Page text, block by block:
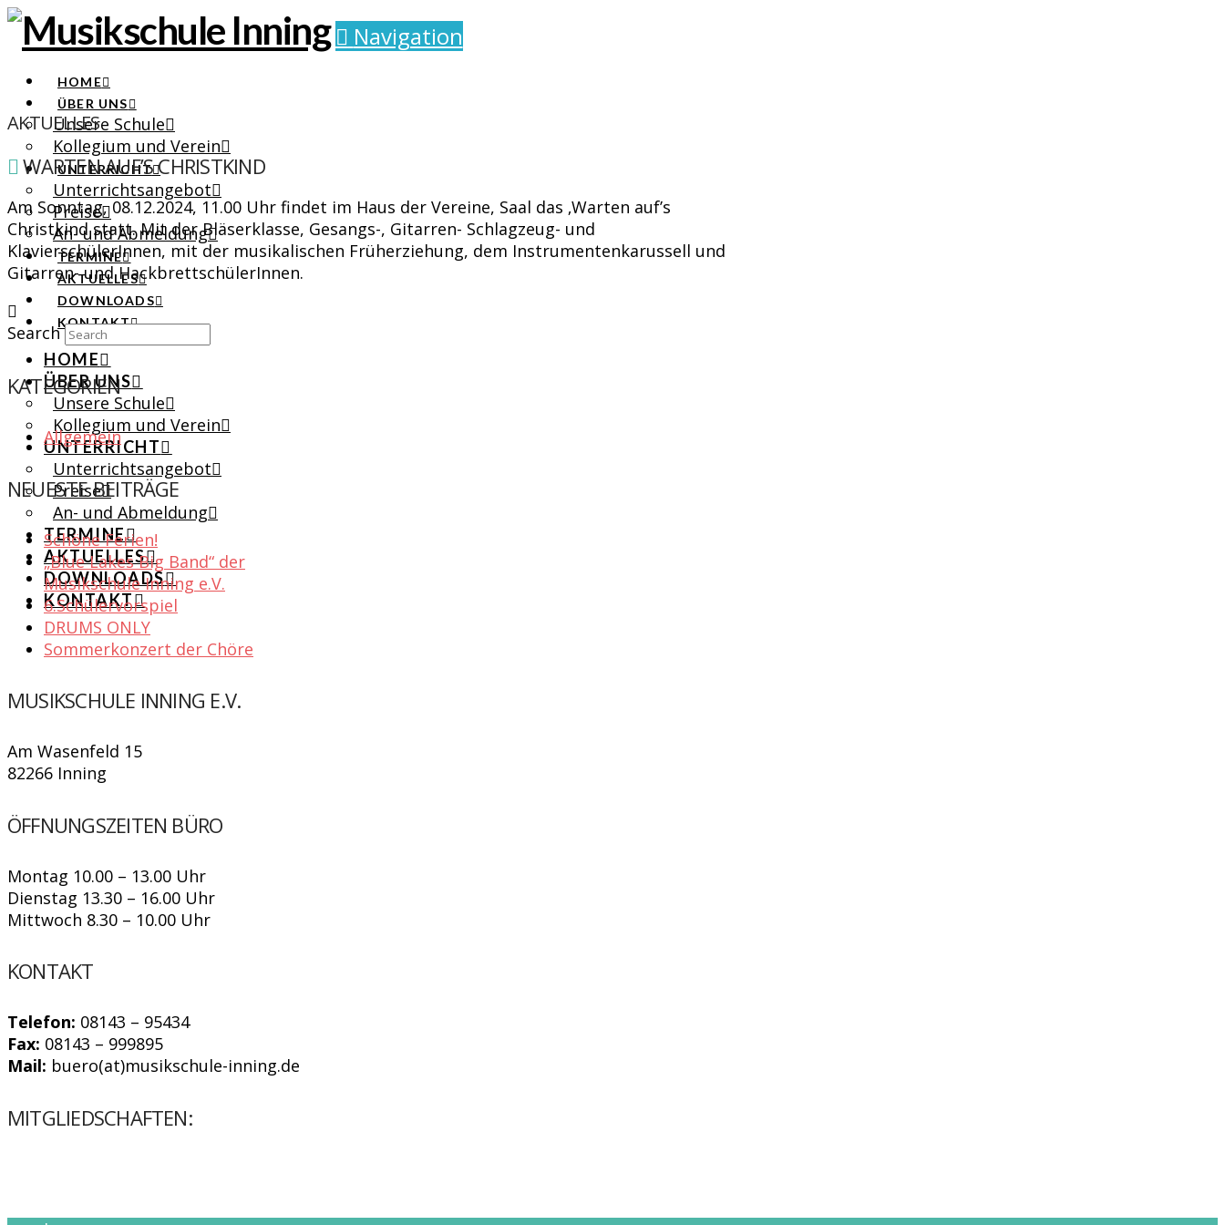
Navigation
HOME
ÜBER UNS
Unsere Schule
Kollegium und Verein
UNTERRICHT
Unterrichtsangebot
Preise
An- und Abmeldung
TERMINE
AKTUELLES
DOWNLOADS
KONTAKT
HOME
ÜBER UNS
Unsere Schule
Kollegium und Verein
UNTERRICHT
Unterrichtsangebot
Preise
An- und Abmeldung
TERMINE
AKTUELLES
DOWNLOADS
KONTAKT
AKTUELLES
WARTEN AUF’S CHRISTKIND
Am Sonntag, 08.12.2024, 11.00 Uhr findet im Haus der Vereine, Saal das ‚Warten auf’s
Christkind statt. Mit der Bläserklasse, Gesangs-, Gitarren- Schlagzeug- und
KlavierschülerInnen, mit der musikalischen Früherziehung, dem Instrumentenkarussell und
Gitarren- und HackbrettschülerInnen.
Search
KATEGORIEN
Allgemein
NEUESTE BEITRÄGE
Schöne Ferien!
„Blue Lakes Big Band“ der
Musikschule Inning e.V.
6.Schülervorspiel
DRUMS ONLY
Sommerkonzert der Chöre
MUSIKSCHULE INNING E.V.
Am Wasenfeld 15
82266 Inning
ÖFFNUNGSZEITEN BÜRO
Montag 10.00 – 13.00 Uhr
Dienstag 13.30 – 16.00 Uhr
Mittwoch 8.30 – 10.00 Uhr
KONTAKT
Telefon: 08143 – 95434
Fax: 08143 – 999895
Mail: buero(at)musikschule-inning.de
MITGLIEDSCHAFTEN: